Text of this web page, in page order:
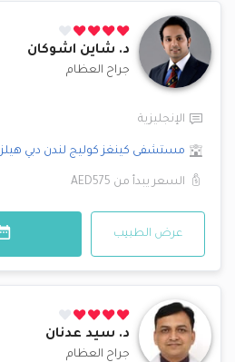
د. شاين اشوكان
جراح العظام
الإنجليزية
مستشفى كينغز كوليج لندن دبي هيلز
السعر يبدأ من AED575
عرض الطبيب
د. سيد عدنان
جراح العظام